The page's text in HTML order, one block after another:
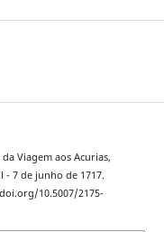
Viagem aos Acurias,
- 7 de junho de 1717.
10.5007/2175-